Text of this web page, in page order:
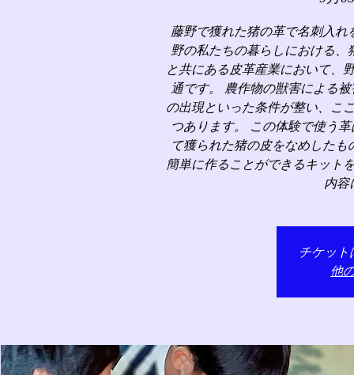
藤野で獲れた猪の革で名刺入
野の私たちの暮らしにおける
と共にある皮革産業において、
通です。 農作物の獣害による
の出現といった条件が整い、こ
つあります。 この体験で使う
て獲られた猪の皮をなめした
簡単に作ることができるキット
内容
チケット
他